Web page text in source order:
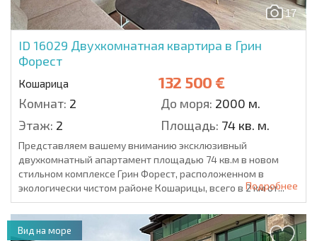
17
ID 16029 Двухкомнатная квартира в Грин
Форест
Кошарица 132 500 €
Комнат: 2 До моря: 2000 м.
Этаж: 2 Площадь: 74 кв. м.
Представляем вашему вниманию эксклюзивный
двухкомнатный апартамент площадью 74 кв.м в новом
стильном комплексе Грин Форест, расположенном в
экологически чистом районе Кошарицы, всего в 2 км от...
Подробнее
Вид на море